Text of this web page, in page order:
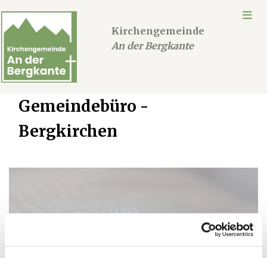
Kirchengemeinde
An der Bergkante
Gemeindebüro -
Bergkirchen